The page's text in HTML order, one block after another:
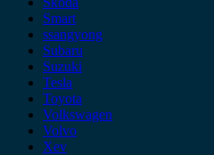
Smart
ssangyong
Subaru
Suzuki
Tesla
Toyota
Volkswagen
Volvo
Xev